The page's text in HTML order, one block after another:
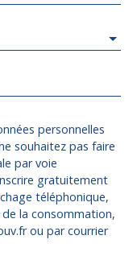
personnelles
souhaitez pas faire
par voie
gratuitement
téléphonique,
la consommation,
ou par courrier